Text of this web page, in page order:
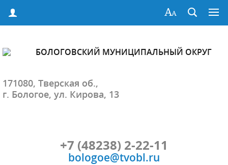
БОЛОГОВСКИЙ МУНИЦИПАЛЬНЫЙ ОКРУГ
171080, Тверская об.,
г. Бологое, ул. Кирова, 13
+7 (48238) 2-22-11
bologoe@tvobl.ru